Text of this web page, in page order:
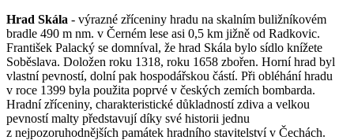
Hrad Skála - výrazné zříceniny hradu na skalním buližníkovém
bradle 490 m nm. v Černém lese asi 0,5 km jižně od Radkovic.
František Palacký se domníval, že hrad Skála bylo sídlo knížete
Soběslava. Doložen roku 1318, roku 1658 zbořen. Horní hrad byl
vlastní pevností, dolní pak hospodářskou částí. Při obléhání hradu
v roce 1399 byla použita poprvé v českých zemích bombarda.
Hradní zříceniny, charakteristické důkladností zdiva a velkou
pevností malty představují díky své historii jednu
z nejpozoruhodnějších památek hradního stavitelství v Čechách.